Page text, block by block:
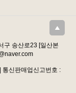
구 송산로23 [일산본
통신판매업신고번호 :